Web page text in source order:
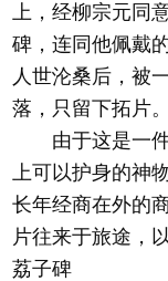
上，经柳宗元同
碑，连同他佩戴
人世沦桑后，被
落，只留下拓片。
由于这是一件
上可以护身的神
长年经商在外的
片往来于旅途，
荔子碑